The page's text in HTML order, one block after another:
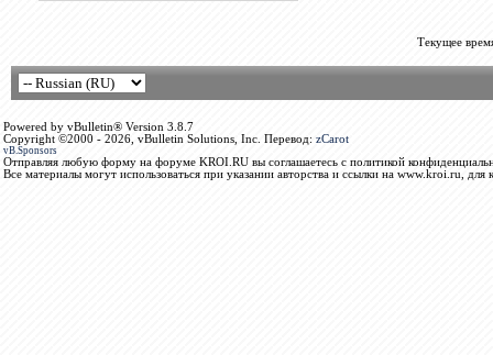
Текущее
Powered by vBulletin® Version 3.8.7
Copyright ©2000 - 2026, vBulletin Solutions, Inc. Перевод: zCarot
vB.Sponsors
Отправляя любую форму на форуме KROI.RU вы соглашаетесь с политикой
Все материалы могут использоваться при указании авторства и ссылки на www.kroi.ru, для